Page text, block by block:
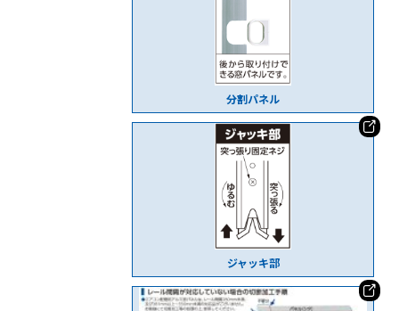
分割パネル
ジャッキ部